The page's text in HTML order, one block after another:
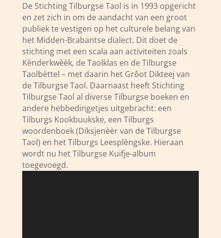
De Stichting Tilburgse Taol is in 1993 opgericht
en zet zich in om de aandacht van een groot
publiek te vestigen op het culturele belang van
het Midden-Brabantse dialect. Dit doet de
stichting met een scala aan activiteiten zoals
Kènderkwèèk, de Taolklas en de Tilburgse
Taolbèttel – met daarin het Grôot Dikteej van
de Tilburgse Taol. Daarnaast heeft Stichting
Tilburgse Taol al diverse Tilburgse boeken en
andere hebbedingetjes uitgebracht: een
Tilburgs Kookbuukske, een Tilburgs
woordenboek (Diksjenèèr van de Tilburgse
Taol) en het Tilburgs Leesplèngske. Hieraan
wordt nu het Tilburgse Kuifje-album
toegevoegd.